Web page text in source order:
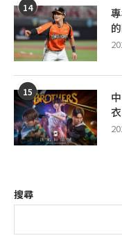
14
15
搜尋